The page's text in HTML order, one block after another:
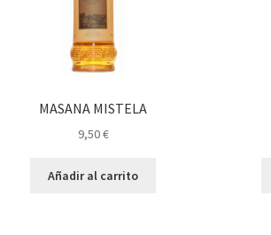
MASANA MISTELA
9,50€
Añadir al carrito